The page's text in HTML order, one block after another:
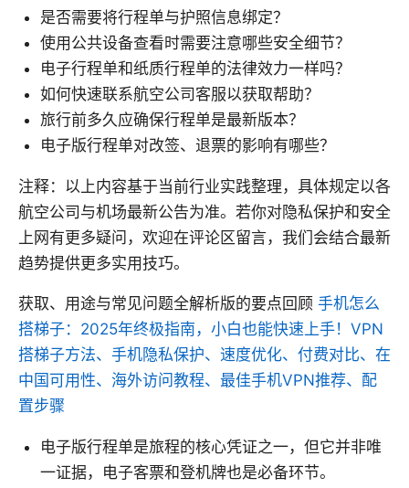
是否需要将行程单与护照信息绑定？
使用公共设备查看时需要注意哪些安全细节？
电子行程单和纸质行程单的法律效力一样吗？
如何快速联系航空公司客服以获取帮助？
旅行前多久应确保行程单是最新版本？
电子版行程单对改签、退票的影响有哪些？
注释：以上内容基于当前行业实践整理，具体规定以各
航空公司与机场最新公告为准。若你对隐私保护和安全
上网有更多疑问，欢迎在评论区留言，我们会结合最新
趋势提供更多实用技巧。
获取、用途与常见问题全解析版的要点回顾 手机怎么
搭梯子：2025年终极指南，小白也能快速上手！VPN
搭梯子方法、手机隐私保护、速度优化、付费对比、在
中国可用性、海外访问教程、最佳手机VPN推荐、配
置步骤
电子版行程单是旅程的核心凭证之一，但它并非唯
一证据，电子客票和登机牌也是必备环节。